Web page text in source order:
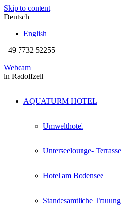
Skip to content
Deutsch
English
+49 7732 52255
Webcam
in Radolfzell
AQUATURM HOTEL
Umwelthotel
Unterseelounge- Terrasse
Hotel am Bodensee
Standesamtliche Trauung